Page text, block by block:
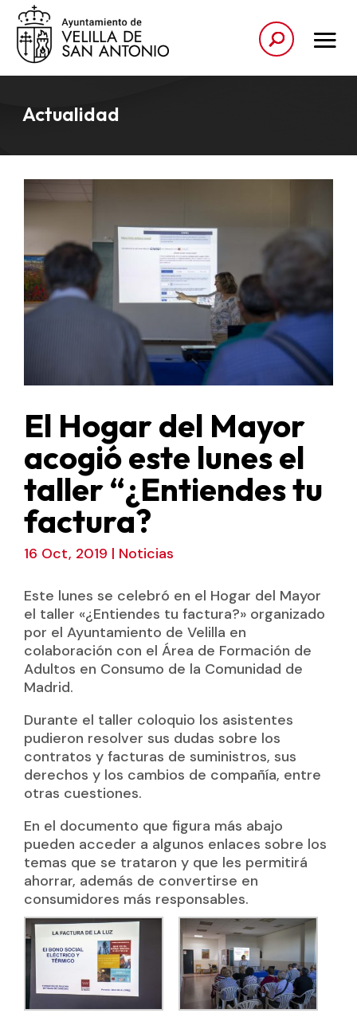
Actualidad
El Hogar del Mayor
acogió este lunes el
taller “¿Entiendes tu
factura?
16 Oct, 2019 | Noticias
Este lunes se celebró en el Hogar del Mayor
el taller «¿Entiendes tu factura?» organizado
por el Ayuntamiento de Velilla en
colaboración con el Área de Formación de
Adultos en Consumo de la Comunidad de
Madrid.
Durante el taller coloquio los asistentes
pudieron resolver sus dudas sobre los
contratos y facturas de suministros, sus
derechos y los cambios de compañía, entre
otras cuestiones.
En el documento que figura más abajo
pueden acceder a algunos enlaces sobre los
temas que se trataron y que les permitirá
ahorrar, además de convertirse en
consumidores más responsables.